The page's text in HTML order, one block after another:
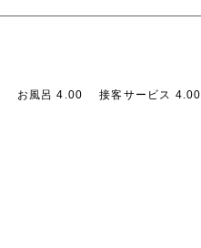
お風呂 4.00 接客サービス 4.00